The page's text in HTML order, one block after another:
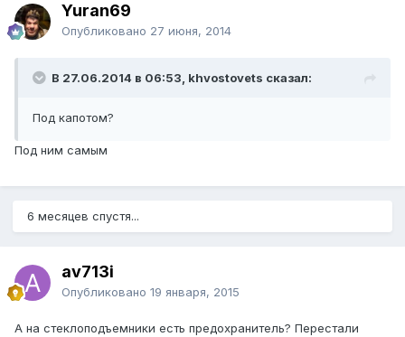
Yuran69
Опубликовано 27 июня, 2014
В 27.06.2014 в 06:53, khvostovets сказал:
Под капотом?
Под ним самым
6 месяцев спустя...
av713i
Опубликовано 19 января, 2015
А на стеклоподъемники есть предохранитель? Перестали